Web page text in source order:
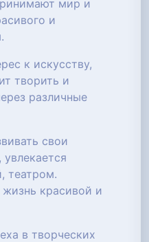
мир и
и
к искусству,
творить и
различные
свои
театром.
красивой и
в творческих